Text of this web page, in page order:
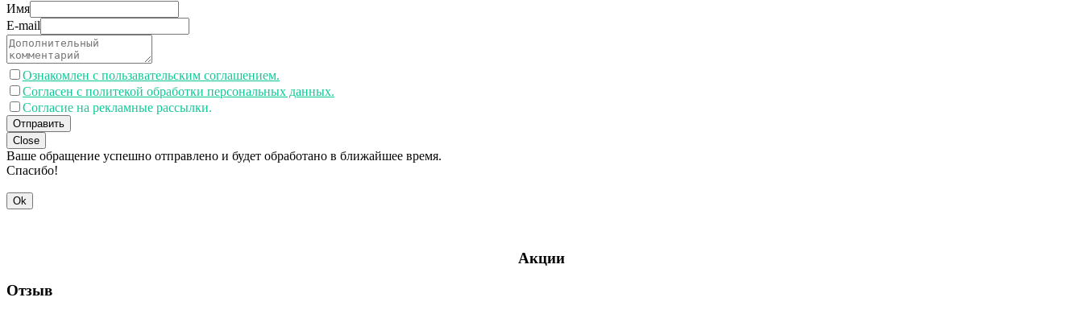
Имя
E-mail
Ознакомлен с пользавательским соглашением.
Согласен с политекой обработки персональных данных.
Согласие на рекламные рассылки.
Отправить
Close
Ваше обращение успешно отправлено и будет обработано в ближайшее время.
Спасибо!
Ok
Акции
Отзыв